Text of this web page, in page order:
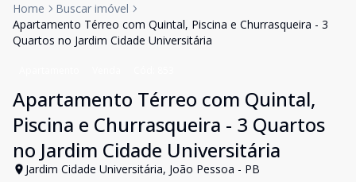
Home
Buscar imóvel
Apartamento Térreo com Quintal, Piscina e Churrasqueira - 3
Quartos no Jardim Cidade Universitária
Apartamento Térreo com Quintal,
Piscina e Churrasqueira - 3 Quartos
no Jardim Cidade Universitária
Jardim Cidade Universitária, João Pessoa - PB